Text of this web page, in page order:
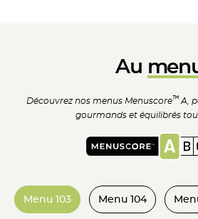
Au
Découvrez nos menus Menuscore™ A,
gourmands et équilibrés
Menu 103 Menu 104